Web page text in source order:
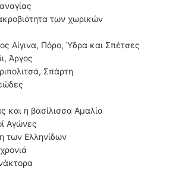
των χωρικών
Αίγινα, Πόρο, Ύδρα και Σπέτσες
Άργος
Σπάρτη
και η βασίλισσα Αμαλία
Αγώνες
των Ελληνίδων